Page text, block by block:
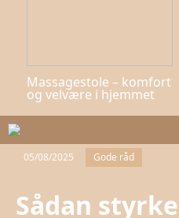
Massagestole – komfort
og velvære i hjemmet
05/08/2025 Gode råd
Sådan